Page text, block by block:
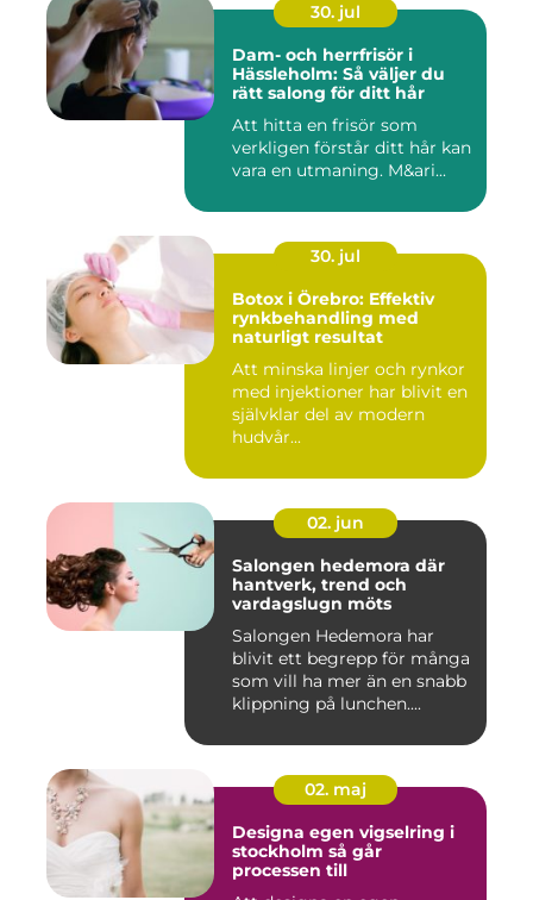
30. jul
Dam- och herrfrisör i
Hässleholm: Så väljer du
rätt salong för ditt hår
Att hitta en frisör som
verkligen förstår ditt hår kan
vara en utmaning. M&ari...
30. jul
Botox i Örebro: Effektiv
rynkbehandling med
naturligt resultat
Att minska linjer och rynkor
med injektioner har blivit en
självklar del av modern
hudvår...
02. jun
Salongen hedemora där
hantverk, trend och
vardagslugn möts
Salongen Hedemora har
blivit ett begrepp för många
som vill ha mer än en snabb
klippning på lunchen....
02. maj
Designa egen vigselring i
stockholm så går
processen till